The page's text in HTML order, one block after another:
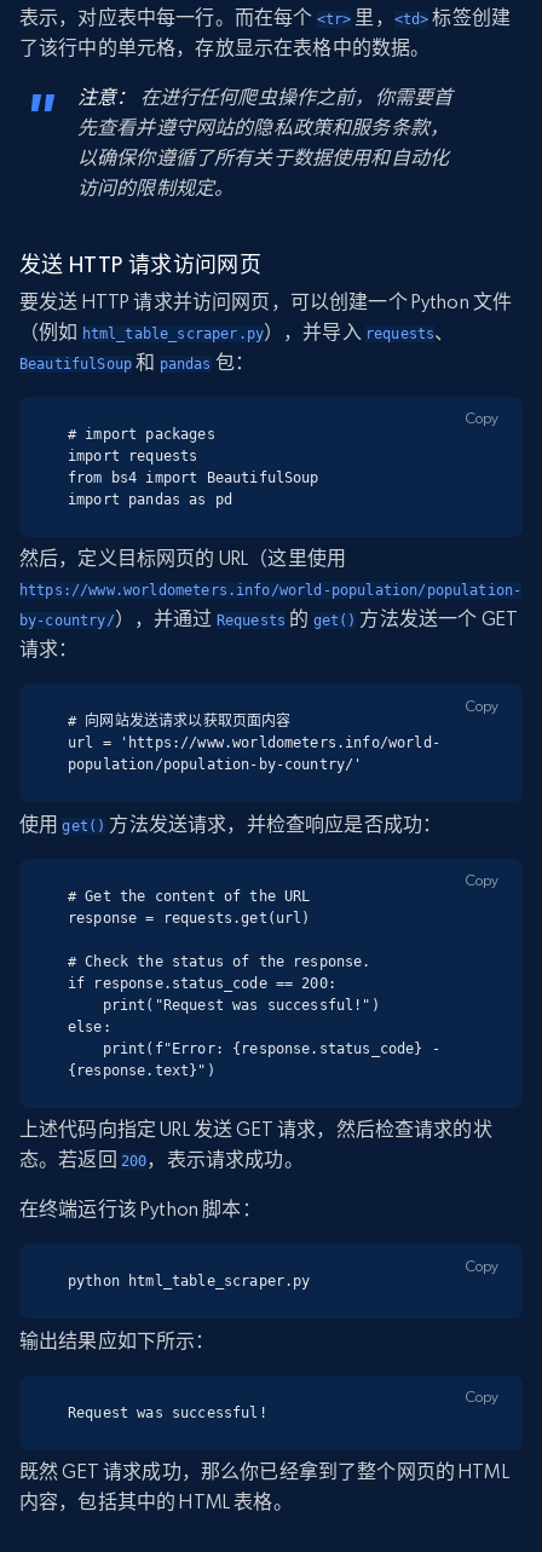
表示，对应表中每一行。而在每个 <tr> 里， <td> 标签创建
了该行中的单元格，存放显示在表格中的数据。
注意：
在进行任何爬虫操作之前，你需要首
先查看并遵守网站的隐私政策和服务条款，
以确保你遵循了所有关于数据使用和自动化
访问的限制规定。
发送 HTTP 请求访问网页
要发送 HTTP 请求并访问网页，可以创建一个 Python 文件
（例如 html_table_scraper.py），并导入 requests、
BeautifulSoup 和 pandas 包：
# import packages
import requests
from bs4 import BeautifulSoup
import pandas as pd
Copy
然后，定义目标网页的 URL（这里使用
https://www.worldometers.info/world-population/population-
by-country/），并通过 Requests 的 get() 方法发送一个 GET
请求：
# 向网站发送请求以获取页面内容
url = 'https://www.worldometers.info/world-
population/population-by-country/'
Copy
使用get() 方法发送请求，并检查响应是否成功：
# Get the content of the URL
response = requests.get(url)
# Check the status of the response.
if response.status_code == 200:
else:
{response.text}")
Copy
上述代码向指定 URL 发送 GET 请求，然后检查请求的状
态。若返回 200，表示请求成功。
在终端运行该 Python 脚本：
python html_table_scraper.py
Copy
输出结果应如下所示：
Request was successful!
Copy
既然 GET 请求成功，那么你已经拿到了整个网页的 HTML
内容，包括其中的 HTML 表格。